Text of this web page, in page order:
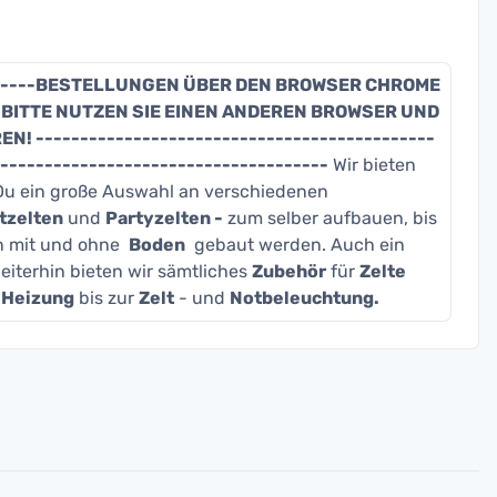
ÜBER DEN BROWSER CHROME
NUTZEN SIE EINEN ANDEREN BROWSER UND
---------------------------------------------
Wir bieten
ein große Auswahl an verschiedenen
und Partyzelten - zum selber aufbauen, bis
mit und ohne Bodengebaut werden. Auch ein
bieten wir sämtliches Zubehörfür Zelte
Heizungbis zur Zelt- und Notbeleuchtung.